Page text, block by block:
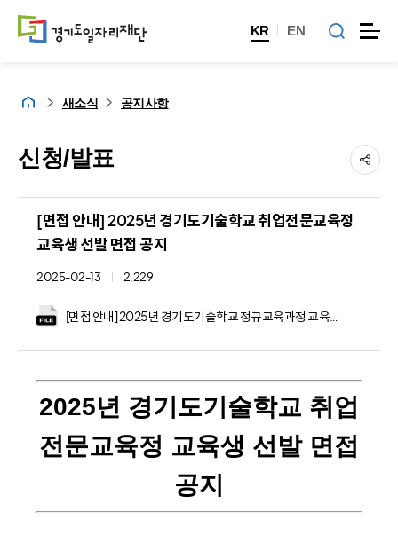
KR EN
홈 새소식 공지사항
신청/발표
[면접 안내] 2025년 경기도기술학교 취업전문교육정
교육생 선발 면접 공지
2025-02-13 2,229
2025년 경기도기술학교 취업
전문교육정 교육생 선발 면접
공지